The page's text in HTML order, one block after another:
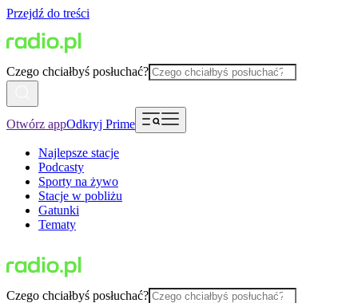
Przejdź do treści
Czego chciałbyś posłuchać?
Otwórz appOdkryj Prime
Najlepsze stacje
Podcasty
Sporty na żywo
Stacje w pobliżu
Gatunki
Tematy
Czego chciałbyś posłuchać?